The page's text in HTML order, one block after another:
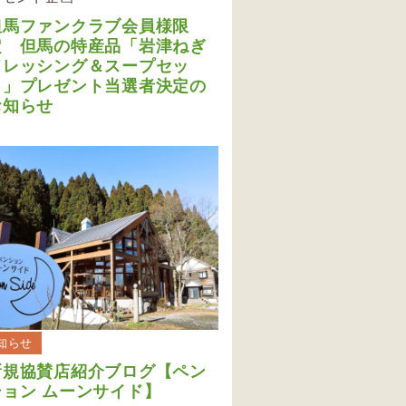
ファンクラブ会員様限
但馬の特産品「岩津ねぎ
ッシング＆スープセッ
プレゼント当選者決定の
らせ
らせ
協賛店紹介ブログ【ペン
ン ムーンサイド】